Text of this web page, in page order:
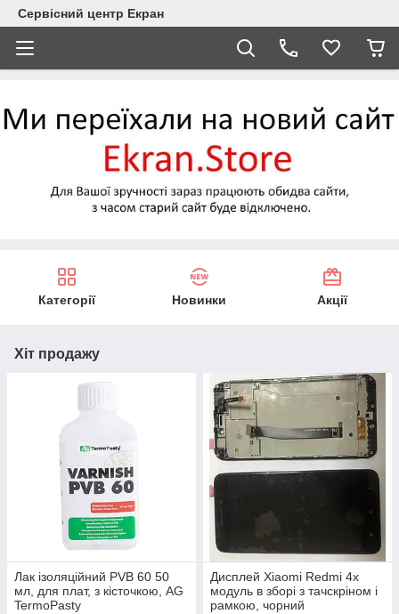
Сервісний центр Екран
Категорії Новинки Акції
Хіт продажу
Лак ізоляційний PVB 60 50
мл, для плат, з кісточкою, AG
TermoPasty
Дисплей Xiaomi Redmi 4x
модуль в зборі з тачскріном і
рамкою, чорний